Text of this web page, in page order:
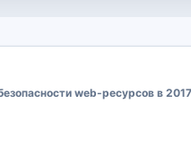
web-ресурсов в